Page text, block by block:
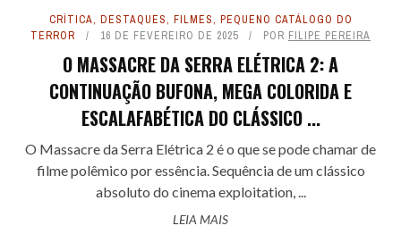
CRÍTICA, DESTAQUES, FILMES, PEQUENO CATÁLOGO DO
TERROR
16 DE FEVEREIRO DE 2025 POR FILIPE PEREIRA
O MASSACRE DA SERRA ELÉTRICA 2: A
CONTINUAÇÃO BUFONA, MEGA COLORIDA E
ESCALAFABÉTICA DO CLÁSSICO ...
O Massacre da Serra Elétrica 2 é o que se pode chamar de
filme polêmico por essência. Sequência de um clássico
absoluto do cinema exploitation, ...
LEIA MAIS